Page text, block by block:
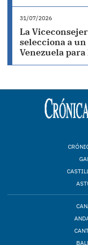
31/07/2026
La
selecciona a
Venezuela